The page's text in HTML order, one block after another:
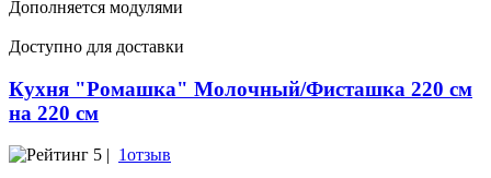
Дополняется модулями
Доступно для доставки
Кухня "Ромашка" Молочный/Фисташка 220 см
на 220 см
5 | 1отзыв